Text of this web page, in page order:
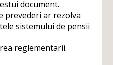
document.
prevederi ar rezolva
sistemului de pensii
reglementarii.